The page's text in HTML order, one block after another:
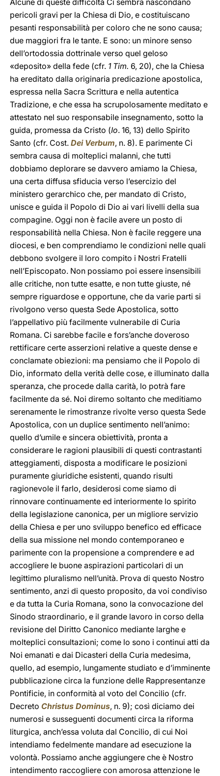
Alcune di queste difficoltà Ci sembra nascondano
pericoli gravi per la Chiesa di Dio, e costituiscano
pesanti responsabilità per coloro che ne sono causa;
due maggiori fra le tante. E sono: un minore senso
dell’ortodossia dottrinale verso quel geloso
«deposito» della fede (cfr. 1 Tim. 6, 20), che la Chiesa
ha ereditato dalla originaria predicazione apostolica,
espressa nella Sacra Scrittura e nella autentica
Tradizione, e che essa ha scrupolosamente meditato e
attestato nel suo responsabile insegnamento, sotto la
guida, promessa da Cristo (Io. 16, 13) dello Spirito
Santo (cfr. Cost. Dei Verbum, n. 8). E parimente Ci
sembra causa di molteplici malanni, che tutti
dobbiamo deplorare se davvero amiamo la Chiesa,
una certa diffusa sfiducia verso l’esercizio del
ministero gerarchico che, per mandato di Cristo,
unisce e guida il Popolo di Dio ai vari livelli della sua
compagine. Oggi non è facile avere un posto di
responsabilità nella Chiesa. Non è facile reggere una
diocesi, e ben comprendiamo le condizioni nelle quali
debbono svolgere il loro compito i Nostri Fratelli
nell’Episcopato. Non possiamo poi essere insensibili
alle critiche, non tutte esatte, e non tutte giuste, né
sempre riguardose e opportune, che da varie parti si
rivolgono verso questa Sede Apostolica, sotto
l’appellativo più facilmente vulnerabile di Curia
Romana. Ci sarebbe facile e fors’anche doveroso
rettificare certe asserzioni relative a queste dense e
conclamate obiezioni: ma pensiamo che il Popolo di
Dio, informato della verità delle cose, e illuminato dalla
speranza, che procede dalla carità, lo potrà fare
facilmente da sé. Noi diremo soltanto che meditiamo
serenamente le rimostranze rivolte verso questa Sede
Apostolica, con un duplice sentimento nell’animo:
quello d’umile e sincera obiettività, pronta a
considerare le ragioni plausibili di questi contrastanti
atteggiamenti, disposta a modificare le posizioni
puramente giuridiche esistenti, quando risulti
ragionevole il farlo, desiderosi come siamo di
rinnovare continuamente ed interiormente lo spirito
della legislazione canonica, per un migliore servizio
della Chiesa e per uno sviluppo benefico ed efficace
della sua missione nel mondo contemporaneo e
parimente con la propensione a comprendere e ad
accogliere le buone aspirazioni particolari di un
legittimo pluralismo nell’unità. Prova di questo Nostro
sentimento, anzi di questo proposito, da voi condiviso
e da tutta la Curia Romana, sono la convocazione del
Sinodo straordinario, e il grande lavoro in corso della
revisione del Diritto Canonico mediante larghe e
molteplici consultazioni; come lo sono i continui atti da
Noi emanati e dai Dicasteri della Curia medesima,
quello, ad esempio, lungamente studiato e d’imminente
pubblicazione circa la funzione delle Rappresentanze
Pontificie, in conformità al voto del Concilio (cfr.
Decreto Christus Dominus, n. 9); così diciamo dei
numerosi e susseguenti documenti circa la riforma
liturgica, anch’essa voluta dal Concilio, di cui Noi
intendiamo fedelmente mandare ad esecuzione la
volontà. Possiamo anche aggiungere che è Nostro
intendimento raccogliere con amorosa attenzione le